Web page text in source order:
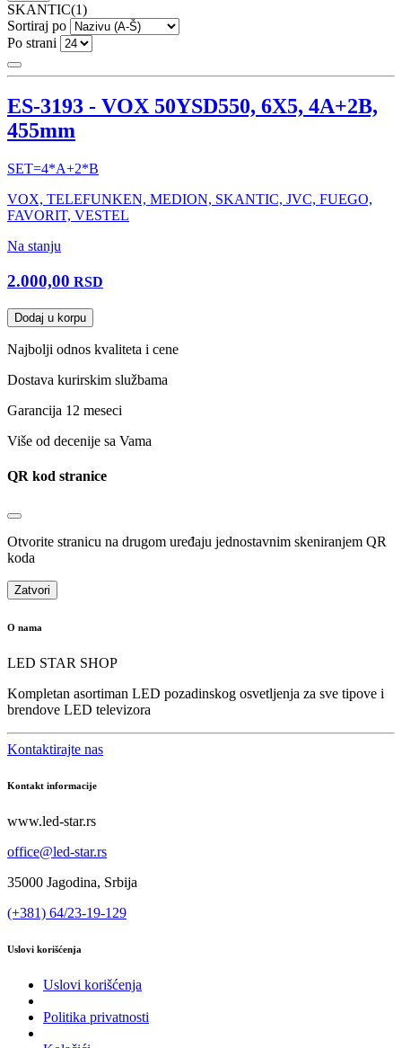
SKANTIC(1)
Sortiraj po
Po strani
ES-3193 - VOX 50YSD550, 6X5, 4A+2B,
455mm
SET=4*A+2*B
VOX, TELEFUNKEN, MEDION, SKANTIC, JVC, FUEGO,
FAVORIT, VESTEL
Na stanju
2.000,00 RSD
Dodaj u korpu
Najbolji odnos kvaliteta i cene
Dostava kurirskim službama
Garancija 12 meseci
Više od decenije sa Vama
QR kod stranice
Otvorite stranicu na drugom uređaju jednostavnim skeniranjem QR
koda
Zatvori
O nama
LED STAR SHOP
Kompletan asortiman LED pozadinskog osvetljenja za sve tipove i
brendove LED televizora
Kontaktirajte nas
Kontakt informacije
www.led-star.rs
office@led-star.rs
35000 Jagodina, Srbija
(+381) 64/23-19-129
Uslovi korišćenja
Uslovi korišćenja
Politika privatnosti